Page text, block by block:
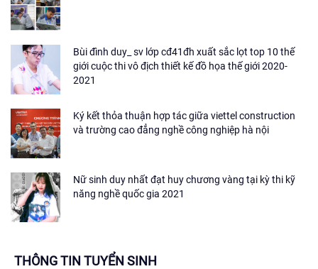
Bùi đình duy_ sv lớp cđ41đh xuất sắc lọt top 10 thế
giới cuộc thi vô địch thiết kế đồ họa thế giới 2020-
2021
Ký kết thỏa thuận hợp tác giữa viettel construction
và trường cao đẳng nghề công nghiệp hà nội
Nữ sinh duy nhất đạt huy chương vàng tại kỳ thi kỹ
năng nghề quốc gia 2021
THÔNG TIN TUYỂN SINH